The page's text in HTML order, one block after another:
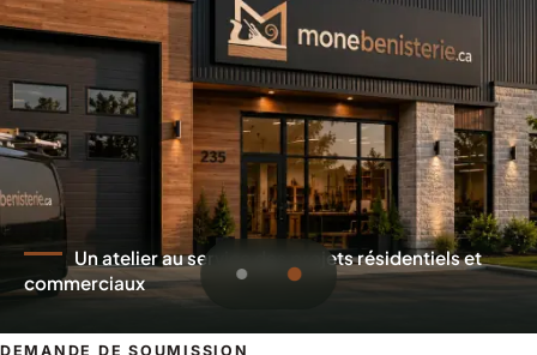
Un atelier au service des projets résidentiels et
commerciaux
DEMANDE DE SOUMISSION